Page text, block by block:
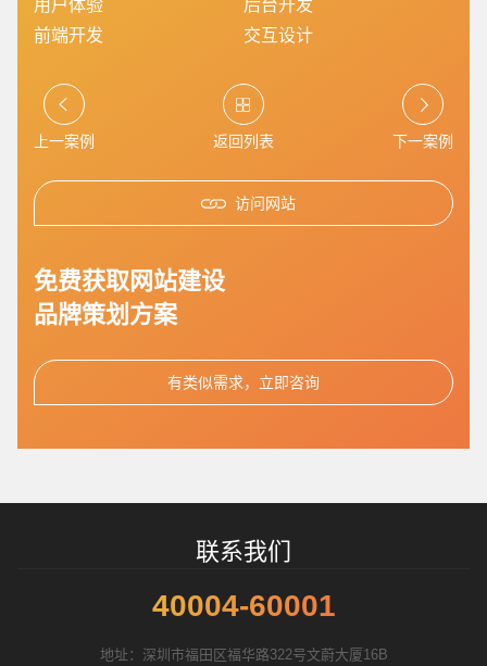
用户体验
后台开发
前端开发
交互设计
上一案例 返回列表 下一案例
访问网站
免费获取网站建设
品牌策划方案
有类似需求，立即咨询
联系我们
40004-60001
地址：深圳市福田区福华路322号文蔚大厦16B
您的预算 1万-3万 5万-8万
招标项目